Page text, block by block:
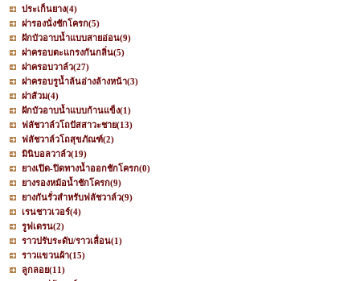
ประเก็นยาง(4)
ฝารองนั่งชักโครก(5)
ฝักบัวอาบน้ำแบบสายอ่อน(9)
ฝาครอบตะแกรงกันกลิ่น(5)
ฝาครอบวาล์ว(27)
ฝาครอบรูน้ำล้นอ่างล้างหน้า(3)
ฝาส้วม(4)
ฝักบัวอาบน้ำแบบก้านแข็ง(1)
ฟลัชวาล์วโถปัสสาวะชาย(13)
ฟลัชวาล์วโถสุขภัณฑ์(2)
มินิบอลวาล์ว(19)
ยางเปิด-ปิดทางน้ำออกชักโครก(0)
ยางรองหม้อน้ำชักโครก(9)
ยางกันรั่วสำหรับฟลัชวาล์ว(9)
เรนชาวเวอร์(4)
รูฟเดรน(2)
ราวปรับระดับ/ราวเลื่อน(1)
ราวแขวนผ้า(15)
ลูกลอย(11)